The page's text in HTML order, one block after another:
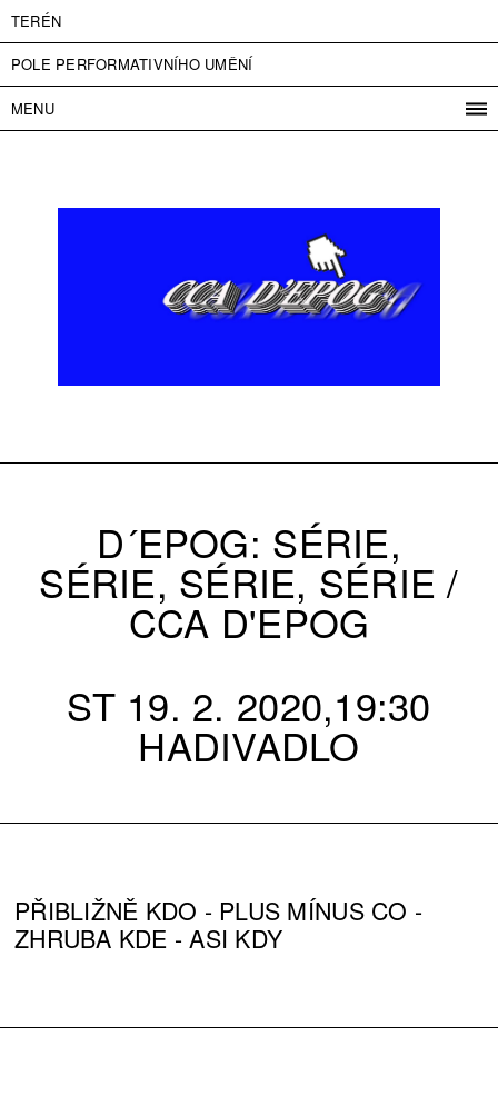
TERÉN
POLE PERFORMATIVNÍHO UMĚNÍ
MENU
KONTAKT
D´EPOG: SÉRIE,
SÉRIE, SÉRIE, SÉRIE /
CCA D'EPOG
ST 19. 2. 2020,19:30
HADIVADLO
PŘIBLIŽNĚ KDO - PLUS MÍNUS CO -
ZHRUBA KDE - ASI KDY